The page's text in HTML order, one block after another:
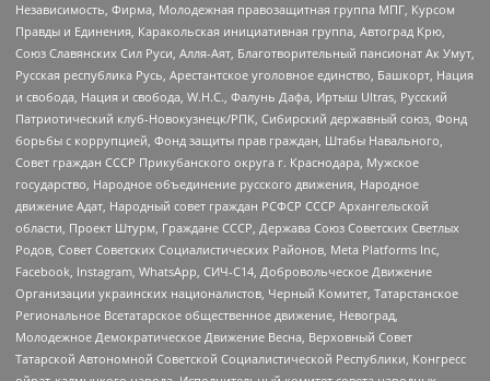
Независимость, Фирма, Молодежная правозащитная группа МПГ, Курсом
Правды и Единения, Каракольская инициативная группа, Автоград Крю,
Союз Славянских Сил Руси, Алля-Аят, Благотворительный пансионат Ак Умут,
Русская республика Русь, Арестантское уголовное единство, Башкорт, Нация
и свобода, Нация и свобода, W.H.С., Фалунь Дафа, Иртыш Ultras, Русский
Патриотический клуб-Новокузнецк/РПК, Сибирский державный союз, Фонд
борьбы с коррупцией, Фонд защиты прав граждан, Штабы Навального,
Совет граждан СССР Прикубанского округа г. Краснодара, Мужское
государство, Народное объединение русского движения, Народное
движение Адат, Народный совет граждан РСФСР СССР Архангельской
области, Проект Штурм, Граждане СССР, Держава Союз Советских Светлых
Родов, Совет Советских Социалистических Районов, Meta Platforms Inc,
Facebook, Instagram, WhatsApp, СИЧ-С14, Добровольческое Движение
Организации украинских националистов, Черный Комитет, Татарстанское
Региональное Всетатарское общественное движение, Невоград,
Молодежное Демократическое Движение Весна, Верховный Совет
Татарской Автономной Советской Социалистической Республики, Конгресс